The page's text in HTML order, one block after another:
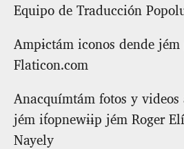
Equipo de Traducción
Ampɨctám iconos dende
Flaticon.com
Anacquímtám fotos y videos
jém it́opnewɨɨp jém Roger
Nayely